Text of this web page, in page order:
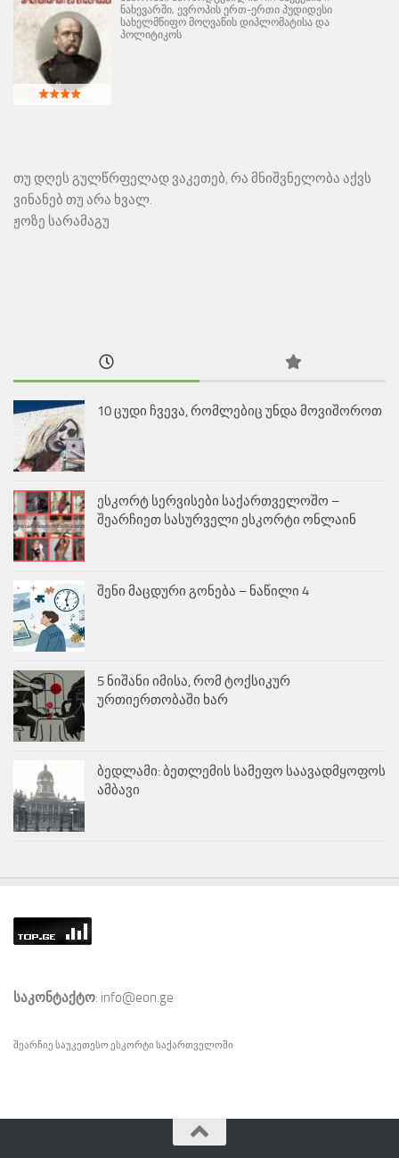
ნახევარში, ევროპის ერთ-ერთი პუდიდესი
სახელმწიფო მოღვაწის დიპლომატისა და
პოლიტიკოს
თუ დღეს გულწრფელად ვაკეთებ, რა მნიშვნელობა აქვს
ვინანებ თუ არა ხვალ.
ჟოზე სარამაგუ
10 ცუდი ჩვევა, რომლებიც უნდა მოვიშოროთ
ესკორტ სერვისები საქართველოშო –
შეარჩიეთ სასურველი ესკორტი ონლაინ
შენი მაცდური გონება – ნაწილი 4
5 ნიშანი იმისა, რომ ტოქსიკურ
ურთიერთობაში ხარ
ბედლამი: ბეთლემის სამეფო საავადმყოფოს
ამბავი
საკონტაქტო: info@eon.ge
შეარჩიე საუკეთესო ესკორტი საქართველოში